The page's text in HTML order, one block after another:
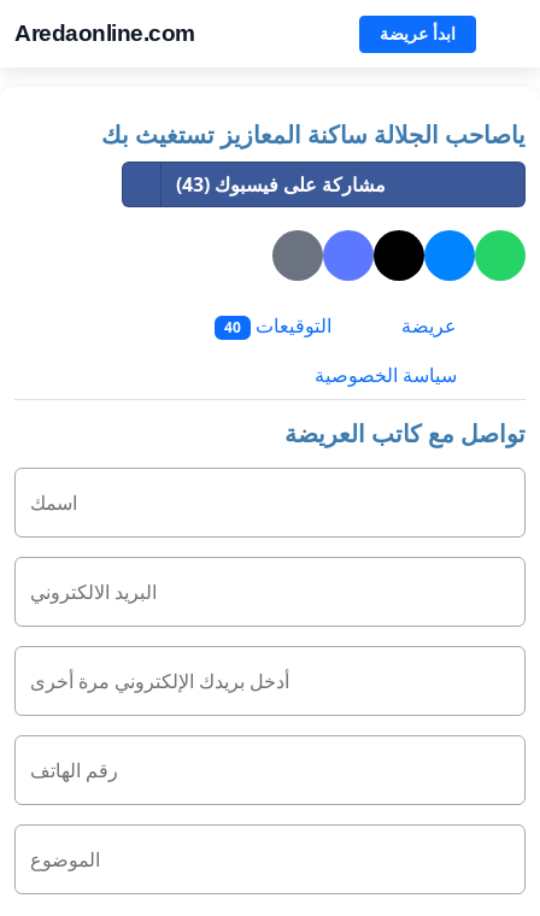
Aredaonline.com ابدأ عريضة
ياصاحب الجلالة ساكنة المعازيز تستغيث بك
مشاركة على فيسبوك (43)
عريضة التوقيعات 40
سياسة الخصوصية
تواصل مع كاتب العريضة
اسمك
البريد الالكتروني
أدخل بريدك الإلكتروني مرة أخرى
رقم الهاتف
الموضوع